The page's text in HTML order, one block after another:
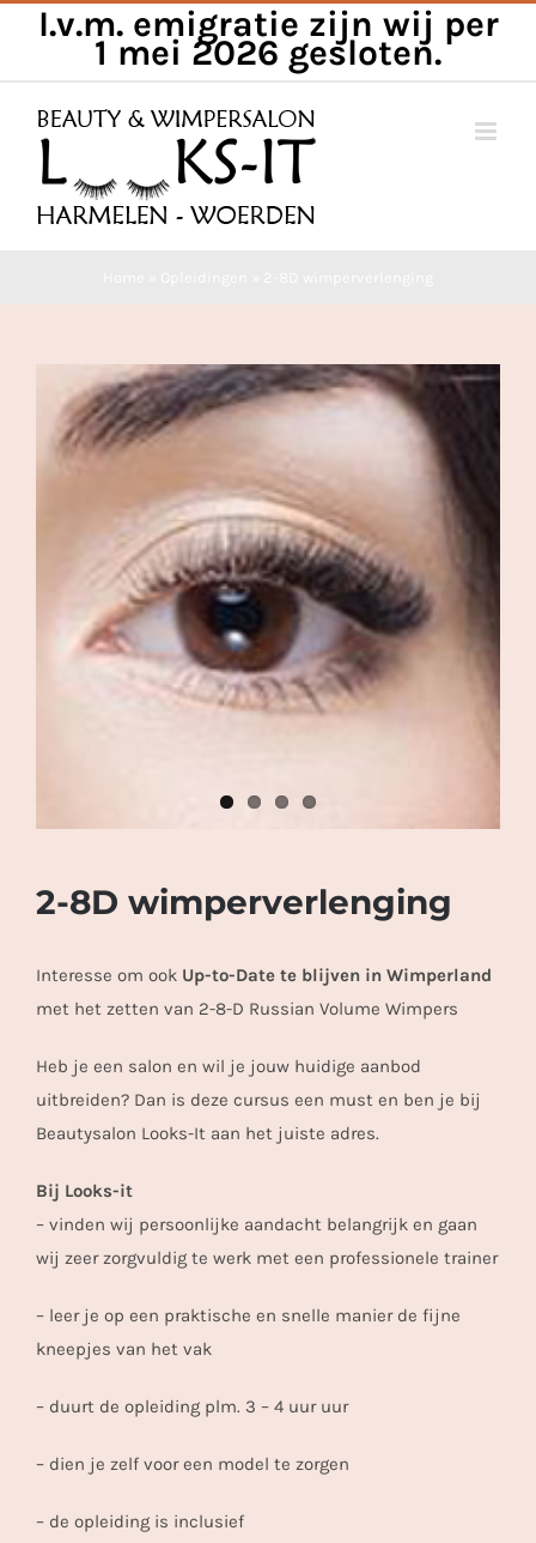
I.v.m. emigratie zijn wij per
1 mei 2026 gesloten.
2-8D wimperverlenging
Interesse om ookUp-to-Date te blijven in Wimperland
met het zetten van 2-8-D Russian Volume Wimpers
Heb je een salon en wil je jouw huidige aanbod
uitbreiden? Dan is deze cursus een must en ben je bij
Beautysalon Looks-It aan het juiste adres.
Bij Looks-it
– vinden wij persoonlijke aandacht belangrijk en gaan
wij zeer zorgvuldig te werk met een professionele trainer
– leer je op een praktische en snelle manier de fijne
kneepjes van het vak
– duurt de opleiding plm. 3 – 4 uur uur
– dien je zelf voor een model te zorgen
– de opleiding is inclusief